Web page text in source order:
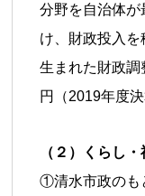
分野を自治体
け、財政投入
生まれた財政
円（2019年度
（２）くらし
①清水市政のも